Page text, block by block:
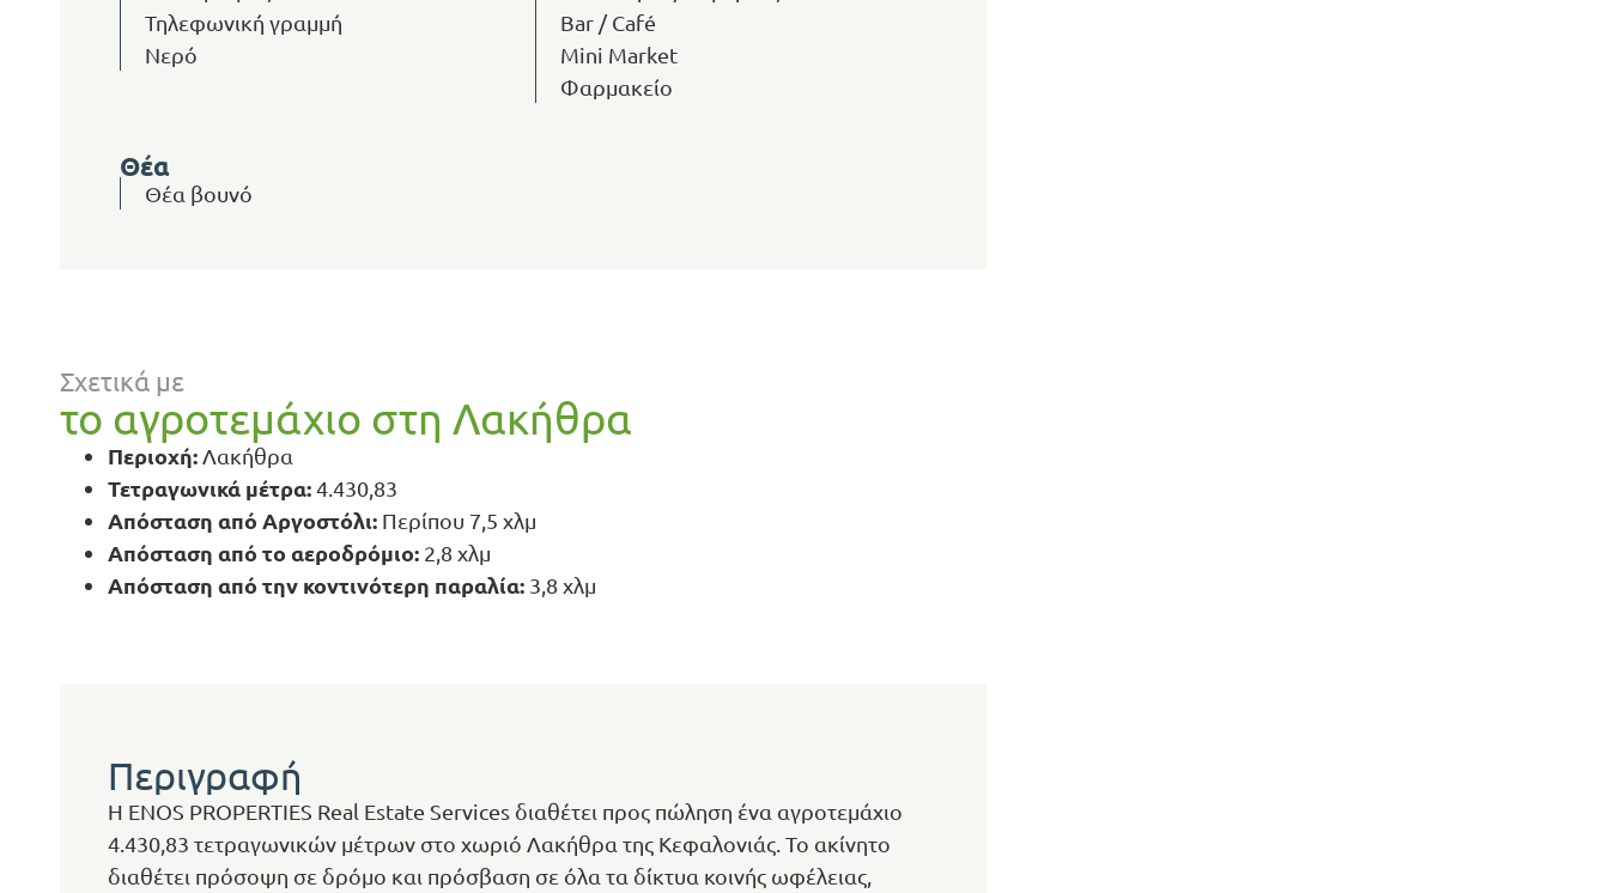
Τηλεφωνική γραμμή
Νερό
Bar / Café
Mini Market
Φαρμακείο
Θέα
Θέα βουνό
Σχετικά με
το αγροτεμάχιο στη Λακήθρα
Περιοχή: Λακήθρα
Τετραγωνικά μέτρα:4.430,83
Απόσταση από Αργοστόλι: Περίπου 7,5 χλμ
Απόσταση από το αεροδρόμιο: 2,8 χλμ
Απόσταση από την κοντινότερη παραλία: 3,8 χλμ
Περιγραφή
Η ENOS PROPERTIES Real Estate Services διαθέτει προς πώληση ένα αγροτεμάχιο
4.430,83 τετραγωνικών μέτρων στο χωριό Λακήθρα της Κεφαλονιάς. Το ακίνητο
διαθέτει πρόσοψη σε δρόμο και πρόσβαση σε όλα τα δίκτυα κοινής ωφέλειας,